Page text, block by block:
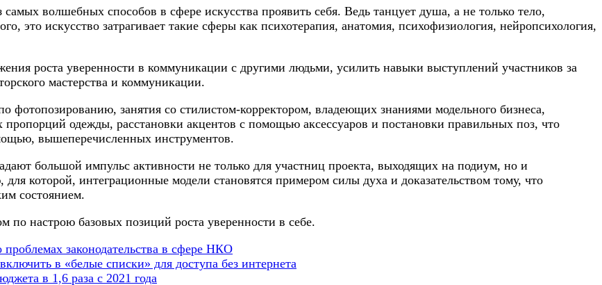
волшебных способов в сфере искусства проявить себя. Ведь танцует душа, а не только тело,
это искусство затрагивает такие сферы как психотерапия, анатомия, психофизиология, нейропсихология,
роста уверенности в коммуникации с другими людьми, усилить навыки выступлений участников за
мастерства и коммуникации.
занятия со стилистом-корректором, владеющих знаниями модельного бизнеса,
одежды, расстановки акцентов с помощью аксессуаров и постановки правильных поз, что
вышеперечисленных инструментов.
большой импульс активности не только для участниц проекта, выходящих на подиум, но и
которой, интеграционные модели становятся примером силы духа и доказательством тому, что
состоянием.
по настрою базовых позиций роста уверенности в себе.
законодательства в сфере НКО
в «белые списки» для доступа без интернета
в 1,6 раза с 2021 года